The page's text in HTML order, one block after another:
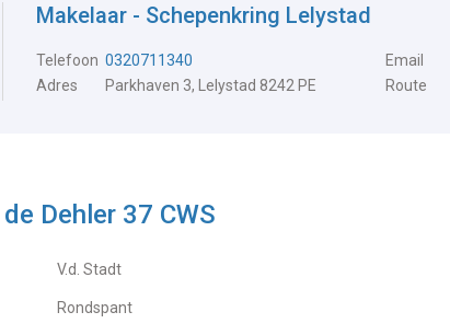
Makelaar - Schepenkring Lelystad
Telefoon 0320711340 Email
Adres
Parkhaven 3, Lelystad 8242 PE Route
Dehler 37 CWS
V.d. Stadt
Rondspant